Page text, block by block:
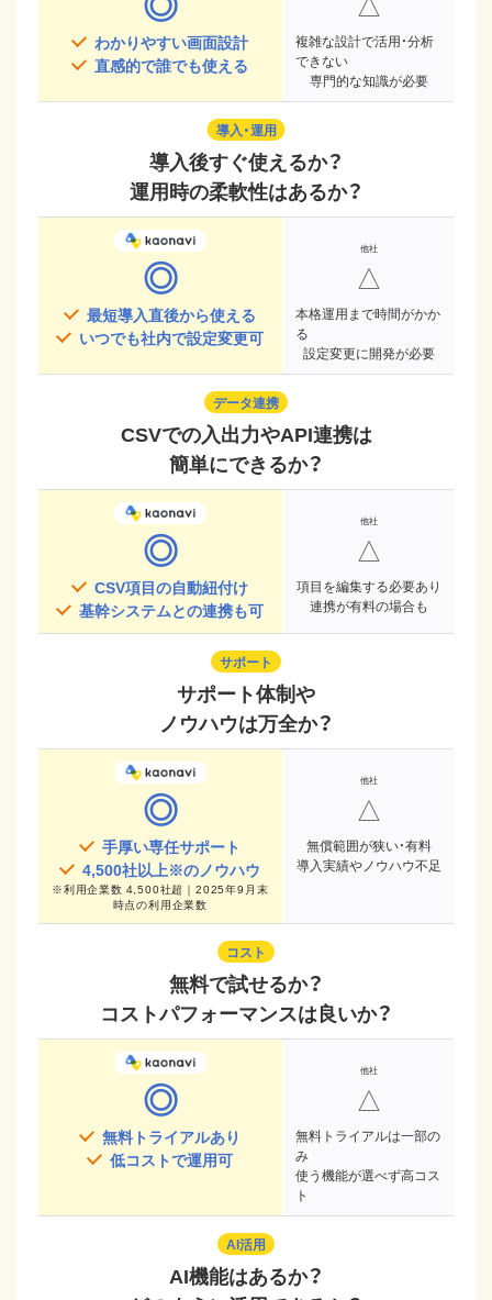
わかりやすい画面設計
直感的で誰でも使える
複雑な設計で活用・分析
できない
専門的な知識が必要
導入・運用
導入後すぐ使えるか？
運用時の柔軟性はあるか？
◎
最短導入直後から使える
いつでも社内で設定変更可
△
本格運用まで時間がかか
る
設定変更に開発が必要
データ連携
CSVでの入出力やAPI連携は
簡単にできるか？
◎
CSV項目の自動紐付け
基幹システムとの連携も可
△
項目を編集する必要あり
連携が有料の場合も
サポート
サポート体制や
ノウハウは万全か？
◎
手厚い専任サポート
4,500社以上※のノウハウ
※利用企業数 4,500社超｜2025年9月末
時点の利用企業数
△
無償範囲が狭い・有料
導入実績やノウハウ不足
コスト
無料で試せるか？
コストパフォーマンスは良いか？
◎
無料トライアルあり
低コストで運用可
△
無料トライアルは一部の
み
使う機能が選べず高コス
ト
AI活用
AI機能はあるか？